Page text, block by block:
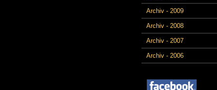
Archiv - 2009
Archiv - 2008
Archiv - 2007
Archiv - 2006